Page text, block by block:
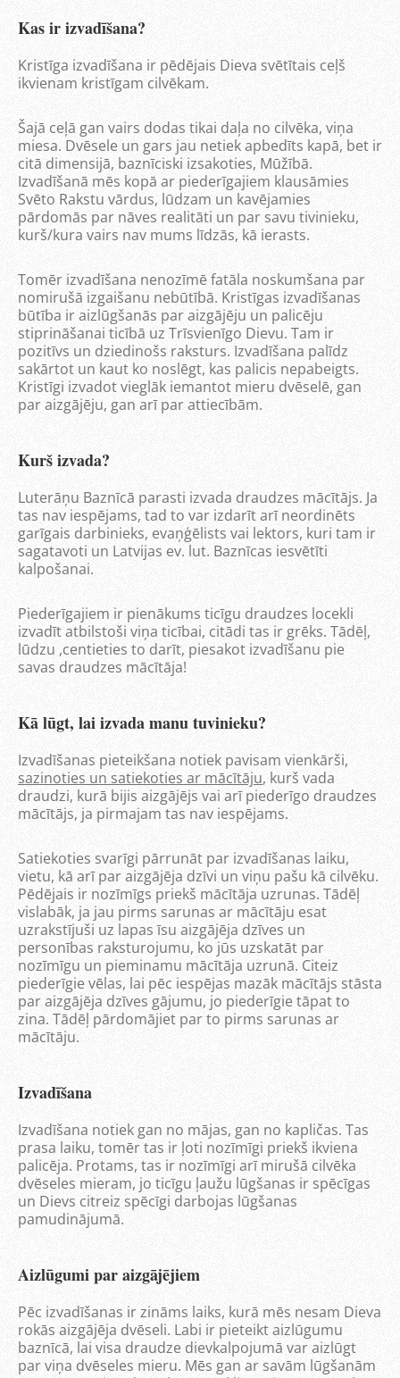
Kas ir izvadīšana?
Kristīga izvadīšana ir pēdējais Dieva svētītais ceļš
ikvienam kristīgam cilvēkam.
Šajā ceļā gan vairs dodas tikai daļa no cilvēka, viņa
miesa. Dvēsele un gars jau netiek apbedīts kapā, bet ir
citā dimensijā, baznīciski izsakoties, Mūžībā.
Izvadīšanā mēs kopā ar piederīgajiem klausāmies
Svēto Rakstu vārdus, lūdzam un kavējamies
pārdomās par nāves realitāti un par savu tivinieku,
kurš/kura vairs nav mums līdzās, kā ierasts.
Tomēr izvadīšana nenozīmē fatāla noskumšana par
nomirušā izgaišanu nebūtībā. Kristīgas izvadīšanas
būtība ir aizlūgšanās par aizgājēju un palicēju
stiprināšanai ticībā uz Trīsvienīgo Dievu. Tam ir
pozitīvs un dziedinošs raksturs. Izvadīšana palīdz
sakārtot un kaut ko noslēgt, kas palicis nepabeigts.
Kristīgi izvadot vieglāk iemantot mieru dvēselē, gan
par aizgājēju, gan arī par attiecībām.
Kurš izvada?
Luterāņu Baznīcā parasti izvada draudzes mācītājs. Ja
tas nav iespējams, tad to var izdarīt arī neordinēts
garīgais darbinieks, evaņģēlists vai lektors, kuri tam ir
sagatavoti un Latvijas ev. lut. Baznīcas iesvētīti
kalpošanai.
Piederīgajiem ir pienākums ticīgu draudzes locekli
izvadīt atbilstoši viņa ticībai, citādi tas ir grēks. Tādēļ,
lūdzu ,centieties to darīt, piesakot izvadīšanu pie
savas draudzes mācītāja!
Kā lūgt, lai izvada manu tuvinieku?
Izvadīšanas pieteikšana notiek pavisam vienkārši,
sazinoties un satiekoties ar mācītāju, kurš vada
draudzi, kurā bijis aizgājējs vai arī piederīgo draudzes
mācītājs, ja pirmajam tas nav iespējams.
Satiekoties svarīgi pārrunāt par izvadīšanas laiku,
vietu, kā arī par aizgājēja dzīvi un viņu pašu kā cilvēku.
Pēdējais ir nozīmīgs priekš mācītāja uzrunas. Tādēļ
vislabāk, ja jau pirms sarunas ar mācītāju esat
uzrakstījuši uz lapas īsu aizgājēja dzīves un
personības raksturojumu, ko jūs uzskatāt par
nozīmīgu un pieminamu mācītāja uzrunā. Citeiz
piederīgie vēlas, lai pēc iespējas mazāk mācītājs stāsta
par aizgājēja dzīves gājumu, jo piederīgie tāpat to
zina. Tādēļ pārdomājiet par to pirms sarunas ar
mācītāju.
Izvadīšana
Izvadīšana notiek gan no mājas, gan no kapličas. Tas
prasa laiku, tomēr tas ir ļoti nozīmīgi priekš ikviena
palicēja. Protams, tas ir nozīmīgi arī mirušā cilvēka
dvēseles mieram, jo ticīgu ļaužu lūgšanas ir spēcīgas
un Dievs citreiz spēcīgi darbojas lūgšanas
pamudinājumā.
Aizlūgumi par aizgājējiem
Pēc izvadīšanas ir zināms laiks, kurā mēs nesam Dieva
rokās aizgājēja dvēseli. Labi ir pieteikt aizlūgumu
baznīcā, lai visa draudze dievkalpojumā var aizlūgt
par viņa dvēseles mieru. Mēs gan ar savām lūgšanām